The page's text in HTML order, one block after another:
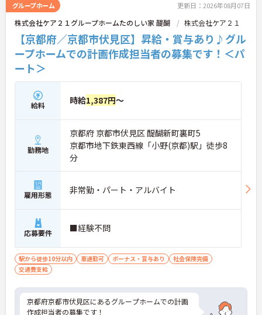
■ 高収入も目指せる安心待遇
安定した収入設計で、長く働ける環境です。
・月給35万円以上＋「役付手当6万円」支給
・特定処遇加算ありで業界内でも高水準
・賞与年2回＆昇給制度あり
→ 頑張りが収入にしっかり反映されます◎
■ 一人にしないサポート体制
本部とエリアの連携で安心して働けます。
・エリアマネージャーが定期的に巡回
・人事・法務がバックアップ
・相談先が明確で安心
→ 管理者でも孤立しない環境です
■ 裁量を活かして事業所づくり
・採用や営業、シフト調整も関われる
・地域特性に合わせた運営が可能
・売上管理や人材育成にも携われる
■ しっかり学べる研修制度
段階的にスキルアップできる環境です。
・管理者向け研修あり（収支・労務など）
・入社後も継続して学べる体制
グループホーム 更新日：2026年08月07日
株式会社ケア２１グループホームたのしい家 醍醐 株式会社ケア２１
【京都府／京都市伏見区】昇給・賞与あり♪グル
ープホームでの計画作成担当者の募集です！＜パ
ート＞
給料 時給1,387円～
勤務地
京都府 京都市伏見区 醍醐新町裏町5
京都市地下鉄東西線「小野(京都)駅」徒歩8
分
雇用形態 非常勤・パート・アルバイト
応募要件 ■経験不問
駅から徒歩10分以内 車通勤可 ボーナス・賞与あり
社会保険完備
交通費支給
京都府京都市伏見区にあるグループホームでの計画
作成担当者の募集です！